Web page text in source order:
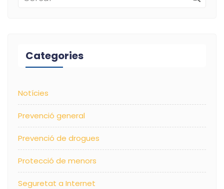
Categories
Notícies
Prevenció general
Prevenció de drogues
Protecció de menors
Seguretat a Internet